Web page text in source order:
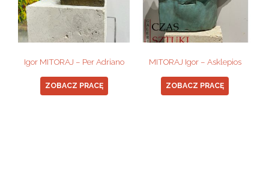
Igor MITORAJ – Per Adriano
ZOBACZ PRACĘ
MITORAJ Igor – Asklepios
ZOBACZ PRACĘ